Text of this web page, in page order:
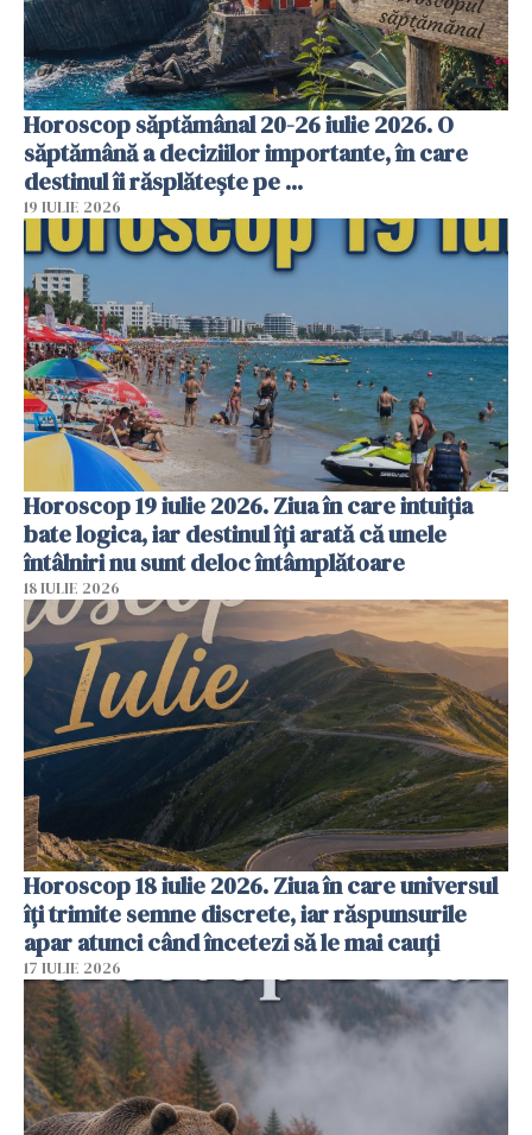
Horoscop săptămânal 20-26 iulie 2026. O
săptămână a deciziilor importante, în care
destinul îi răsplătește pe ...
19 IULIE 2026
Horoscop 19 iulie 2026. Ziua în care intuiția
bate logica, iar destinul îți arată că unele
întâlniri nu sunt deloc întâmplătoare
18 IULIE 2026
Horoscop 18 iulie 2026. Ziua în care universul
îți trimite semne discrete, iar răspunsurile
apar atunci când încetezi să le mai cauți
17 IULIE 2026